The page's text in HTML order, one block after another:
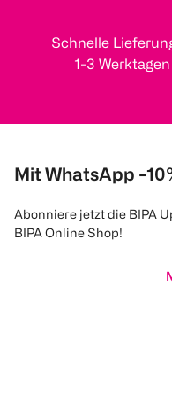
Schnelle
1-3 Werktagen
Mit WhatsApp -
Abonniere jetzt die BIPA
BIPA Online Shop!